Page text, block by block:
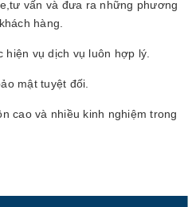
vấn và đưa ra những phương
hàng.
vụ dịch vụ luôn hợp lý.
mật tuyệt đối.
cao và nhiều kinh nghiệm trong